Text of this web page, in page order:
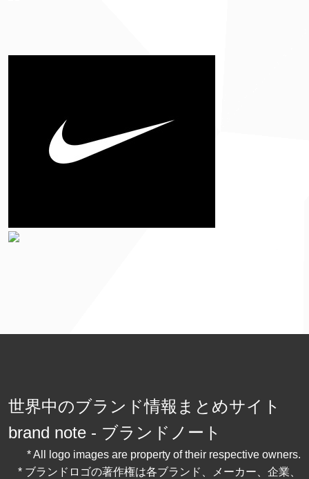
世界中のブランド情報まとめサイト
brand note - ブランドノート
* All logo images are property of their respective owners.
* ブランドロゴの著作権は各ブランド、メーカー、企業、